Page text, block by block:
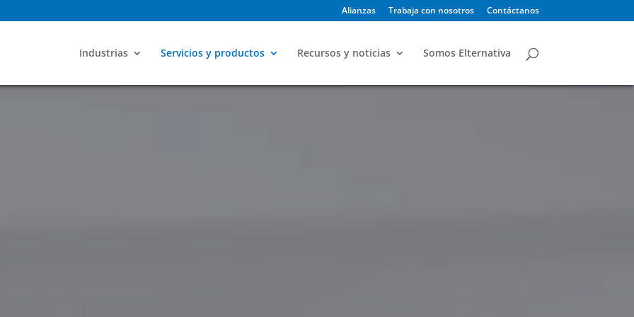
Alianzas Trabaja con nosotros Contáctanos
Industrias Servicios y productos Recursos y noticias Somos Elternativa